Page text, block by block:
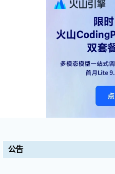
公告